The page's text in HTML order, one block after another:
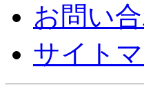
お問い
サイト